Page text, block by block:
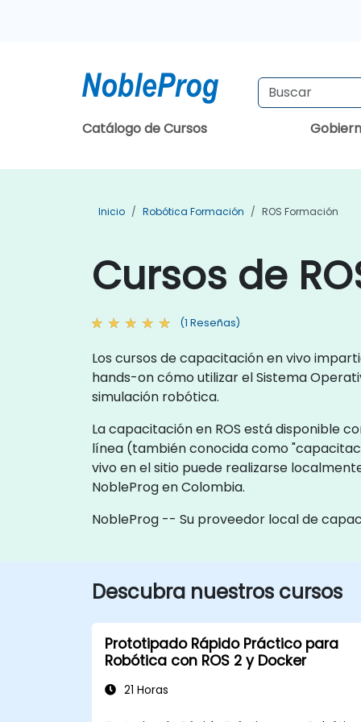
Catálogo de Cursos
Inicio Robótica Formación ROS Formación
Cursos de
(1 Reseñas)
Los cursos de capacitación en vivo
hands-on cómo utilizar el Sistema
simulación robótica.
La capacitación en ROS está disponible
línea (también conocida como
vivo en el sitio puede realizarse
NobleProg en Colombia.
NobleProg -- Su proveedor local de
Descubra nuestros cursos
Prototipado Rápido Práctico para
Robótica con ROS 2 y Docker
21 Horas